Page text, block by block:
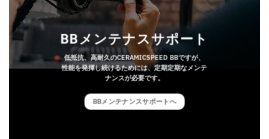
BBメンテナスサポート
低抵抗、高耐久のCERAMICSPEED BBですが、
性能を発揮し続けるためには、定期定期なメンテ
ナンスが必要です。
BBメンテナンスサポートへ